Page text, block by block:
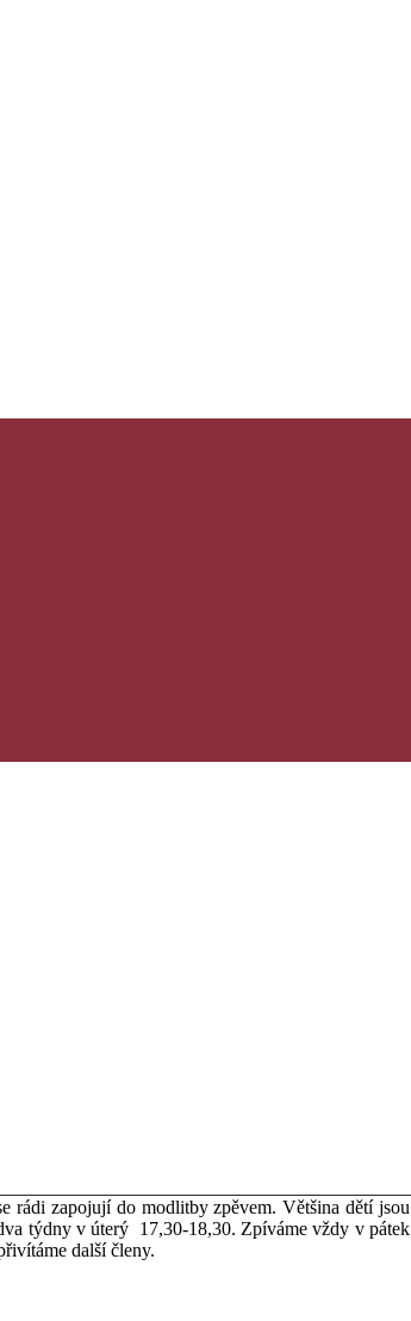
rádi zapojují do modlitby zpěvem. Většina dětí jsou
týdny v úterý 17,30-18,30. Zpíváme vždy v pátek
další členy.